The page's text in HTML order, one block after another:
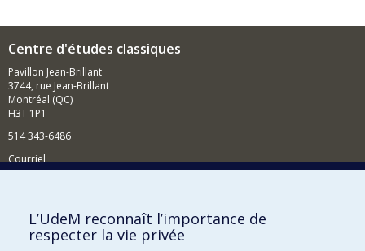
Centre d'études classiques
Pavillon Jean-Brillant
3744, rue Jean-Brillant
Montréal (QC)
H3T 1P1
514 343-6486
Courriel
Comment soutenir le Centre?
BESOIN D'AIDE?
L’UdeM reconnaît l’importance de
respecter la vie privée